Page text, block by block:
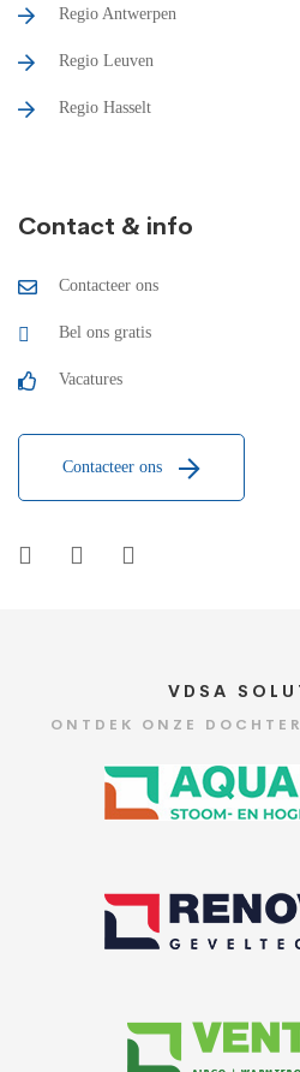
Regio Antwerpen
Regio Leuven
Regio Hasselt
Contact & info
Contacteer ons
Bel ons gratis
Vacatures
Contacteer ons
VDSA
ONTDEK ONZE